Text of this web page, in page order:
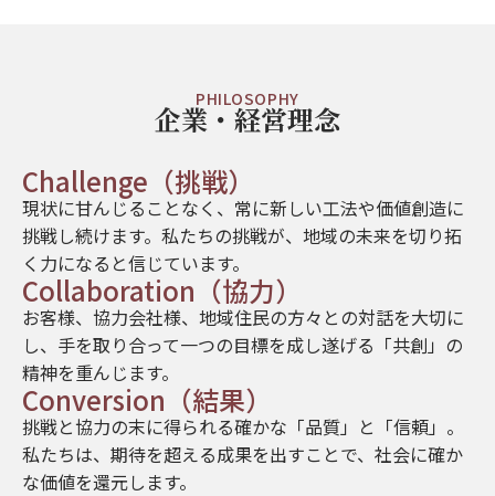
PHILOSOPHY
企業・経営理念
Challenge（挑戦）
現状に甘んじることなく、常に新しい工法や価値創造に
挑戦し続けます。私たちの挑戦が、地域の未来を切り拓
く力になると信じています。
Collaboration（協力）
お客様、協力会社様、地域住民の方々との対話を大切に
し、手を取り合って一つの目標を成し遂げる「共創」の
精神を重んじます。
Conversion（結果）
挑戦と協力の末に得られる確かな「品質」と「信頼」。
私たちは、期待を超える成果を出すことで、社会に確か
な価値を還元します。